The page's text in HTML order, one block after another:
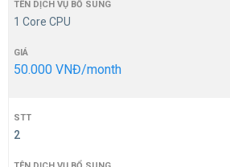
1 Core CPU
50.000 VNĐ/month
2